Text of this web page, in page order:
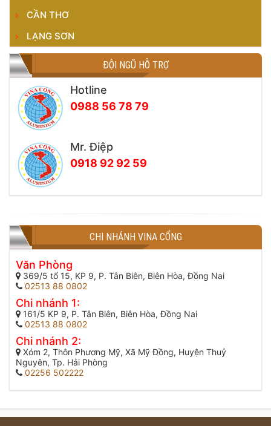
CẦN THƠ
LẠNG SƠN
ĐỘI NGŨ HỖ TRỢ
Hotline
0988 56 78 79
Mr. Điệp
0918 92 92 59
CHI NHÁNH VINA CỔNG
Văn Phòng
369/5 tổ 15, KP 9, P. Tân Biên, Biên Hòa, Đồng Nai
02513 88 0802
Chi nhánh 1:
161/5 KP 9, P. Tân Biên, Biên Hòa, Đồng Nai
02513 88 0802
Chi nhánh 2:
Xóm 2, Thôn Phương Mỹ, Xã Mỹ Đồng, Huyện Thuỷ
Nguyên, Tp. Hải Phòng
02256 502222